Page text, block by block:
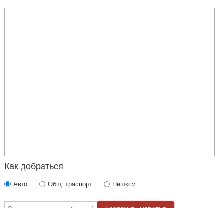
Как добраться
Авто Общ. траспорт Пешком